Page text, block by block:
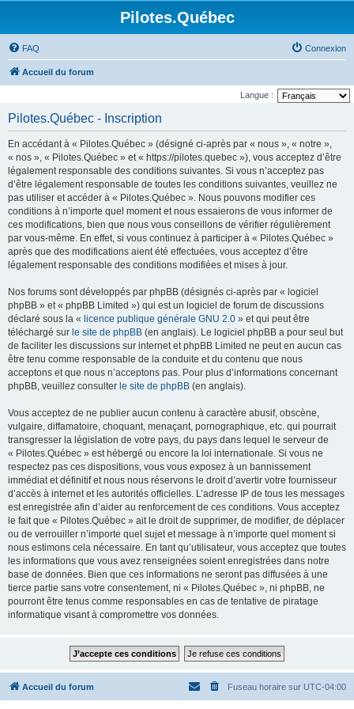
Pilotes.Québec
FAQ Connexion
Accueil du forum
Langue :
Pilotes.Québec - Inscription
En accédant à « Pilotes.Québec » (désigné ci-après par « nous », « notre »,
« nos », « Pilotes.Québec » et « https://pilotes.quebec »), vous acceptez d’être
légalement responsable des conditions suivantes. Si vous n’acceptez pas
d’être légalement responsable de toutes les conditions suivantes, veuillez ne
pas utiliser et accéder à « Pilotes.Québec ». Nous pouvons modifier ces
conditions à n’importe quel moment et nous essaierons de vous informer de
ces modifications, bien que nous vous conseillons de vérifier régulièrement
par vous-même. En effet, si vous continuez à participer à « Pilotes.Québec »
après que des modifications aient été effectuées, vous acceptez d’être
légalement responsable des conditions modifiées et mises à jour.
Nos forums sont développés par phpBB (désignés ci-après par « logiciel
phpBB » et « phpBB Limited ») qui est un logiciel de forum de discussions
déclaré sous la « licence publique générale GNU 2.0 » et qui peut être
téléchargé sur le site de phpBB (en anglais). Le logiciel phpBB a pour seul but
de faciliter les discussions sur internet et phpBB Limited ne peut en aucun cas
être tenu comme responsable de la conduite et du contenu que nous
acceptons et que nous n’acceptons pas. Pour plus d’informations concernant
phpBB, veuillez consulter le site de phpBB (en anglais).
Vous acceptez de ne publier aucun contenu à caractère abusif, obscène,
vulgaire, diffamatoire, choquant, menaçant, pornographique, etc. qui pourrait
transgresser la législation de votre pays, du pays dans lequel le serveur de
« Pilotes.Québec » est hébergé ou encore la loi internationale. Si vous ne
respectez pas ces dispositions, vous vous exposez à un bannissement
immédiat et définitif et nous nous réservons le droit d’avertir votre fournisseur
d’accès à internet et les autorités officielles. L’adresse IP de tous les messages
est enregistrée afin d’aider au renforcement de ces conditions. Vous acceptez
le fait que « Pilotes.Québec » ait le droit de supprimer, de modifier, de déplacer
ou de verrouiller n’importe quel sujet et message à n’importe quel moment si
nous estimons cela nécessaire. En tant qu’utilisateur, vous acceptez que toutes
les informations que vous avez renseignées soient enregistrées dans notre
base de données. Bien que ces informations ne seront pas diffusées à une
tierce partie sans votre consentement, ni « Pilotes.Québec », ni phpBB, ne
pourront être tenus comme responsables en cas de tentative de piratage
informatique visant à compromettre vos données.
Accueil du forum Fuseau horaire sur UTC-04:00